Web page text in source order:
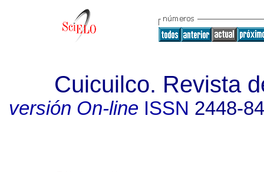
Cuicuilco. Revista
versión On-lineISSN 2448-